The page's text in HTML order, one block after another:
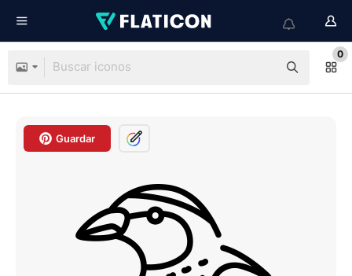
0
Guardar